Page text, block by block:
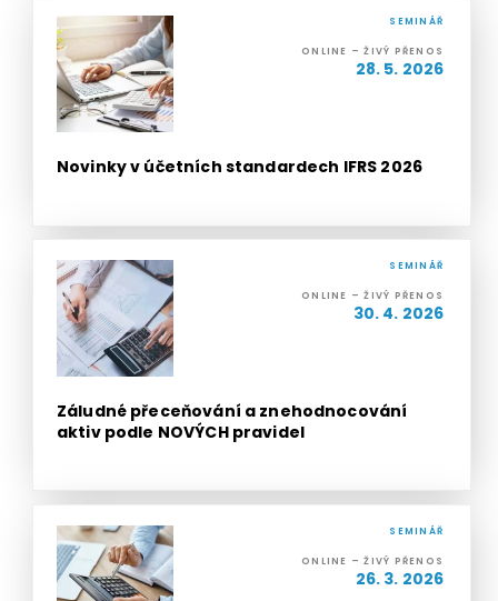
SEMINÁŘ
ONLINE – ŽIVÝ PŘENOS
28. 5. 2026
Novinky v účetních standardech IFRS 2026
SEMINÁŘ
ONLINE – ŽIVÝ PŘENOS
30. 4. 2026
Záludné přeceňování a znehodnocování
aktiv podle NOVÝCH pravidel
SEMINÁŘ
ONLINE – ŽIVÝ PŘENOS
26. 3. 2026